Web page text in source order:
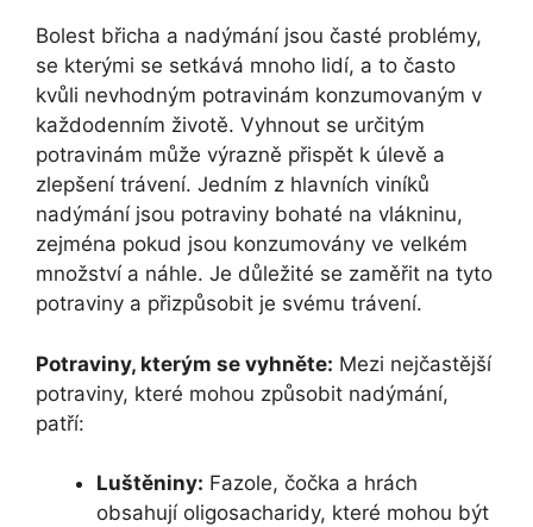
Bolest břicha a nadýmání jsou časté problémy,
se kterými se setkává mnoho lidí, a to často
kvůli nevhodným potravinám konzumovaným v
každodenním životě. Vyhnout se určitým
potravinám může výrazně přispět k úlevě a
zlepšení trávení. Jedním z hlavních viníků
nadýmání jsou potraviny bohaté na vlákninu,
zejména pokud jsou konzumovány ve velkém
množství a náhle. Je důležité se zaměřit na tyto
potraviny a přizpůsobit je svému trávení.
Potraviny, kterým se vyhněte: Mezi nejčastější
potraviny, které mohou způsobit nadýmání,
patří:
Luštěniny: Fazole, čočka a hrách
obsahují oligosacharidy, které mohou být